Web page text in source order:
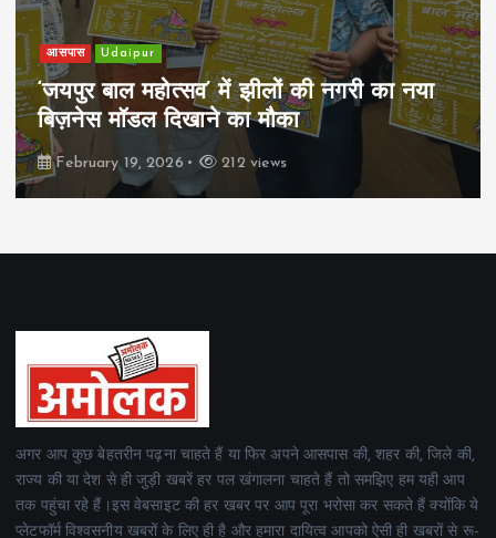
आसपास Udaipur
‘जयपुर बाल महोत्सव’ में झीलों की नगरी का नया
बिज़नेस मॉडल दिखाने का मौका
February 19, 2026 212 views
अगर आप कुछ बेहतरीन पढ़ना चाहते हैं या फिर अपने आसपास की, शहर की, जिले की,
राज्य की या देश से ही जुड़ी खबरें हर पल खंगालना चाहते हैं तो समझिए हम यही आप
तक पहुंचा रहे हैं।इस वेबसाइट की हर खबर पर आप पूरा भरोसा कर सकते हैं क्योंकि ये
प्लेटफॉर्म विश्वसनीय खबरों के लिए ही है और हमारा दायित्व आपको ऐसी ही खबरों से रू-